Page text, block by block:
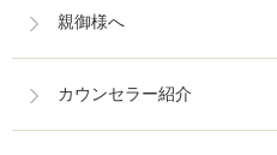
親御様へ
カウンセラー紹介